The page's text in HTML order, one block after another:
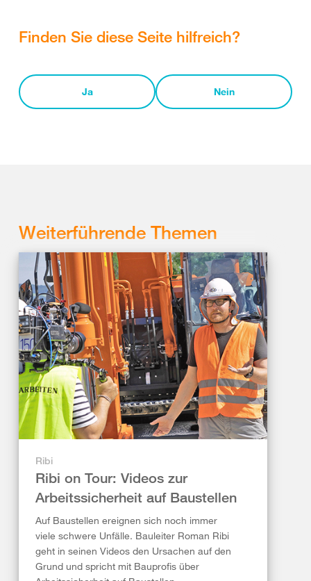
Finden Sie diese Seite hilfreich?
Ja Nein
Weiterführende Themen
Ribi
Ribi on Tour: Videos zur
Arbeitssicherheit auf Baustellen
Auf Baustellen ereignen sich noch immer
viele schwere Unfälle. Bauleiter Roman Ribi
geht in seinen Videos den Ursachen auf den
Grund und spricht mit Bauprofis über